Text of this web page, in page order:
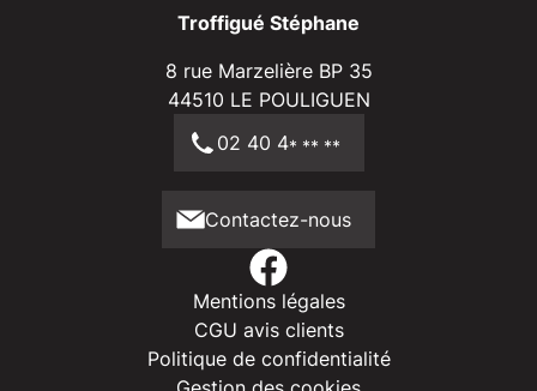
Troffigué Stéphane
8 rue Marzelière BP 35
44510 LE POULIGUEN
02 40 4* ** **
Contactez-nous
Mentions légales
CGU avis clients
Politique de confidentialité